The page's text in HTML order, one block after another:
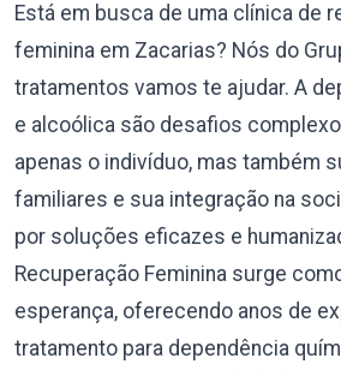
Está em busca de uma clínica de
feminina em Zacarias? Nós do
tratamentos vamos te ajudar. A
e alcoólica são desafios
apenas o indivíduo, mas também
familiares e sua integração na
por soluções eficazes e
Recuperação Feminina surge
esperança, oferecendo anos de
tratamento para dependência